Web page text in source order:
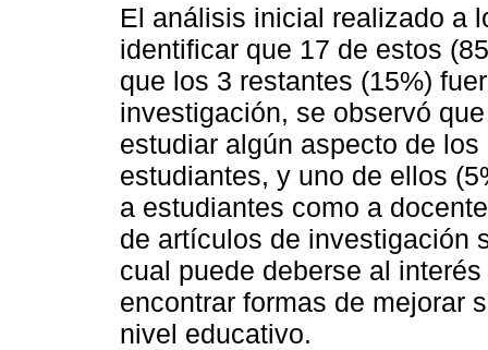
El análisis inicial realizado a
identificar que 17 de estos
que los 3 restantes (15%)
investigación, se observó
estudiar algún aspecto de
estudiantes, y uno de ellos
a estudiantes como a
de artículos de investigación
cual puede deberse al
encontrar formas de mejorar
nivel educativo.